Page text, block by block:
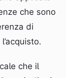
che sono
di
che il